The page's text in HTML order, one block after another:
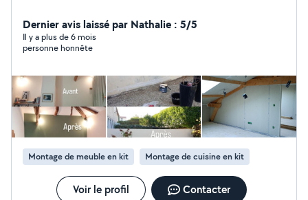
Dernier avis laissé par Nathalie : 5/5
Il y a plus de 6 mois
personne honnête
Montage de meuble en kit Montage de cuisine en kit
Voir le profil Contacter